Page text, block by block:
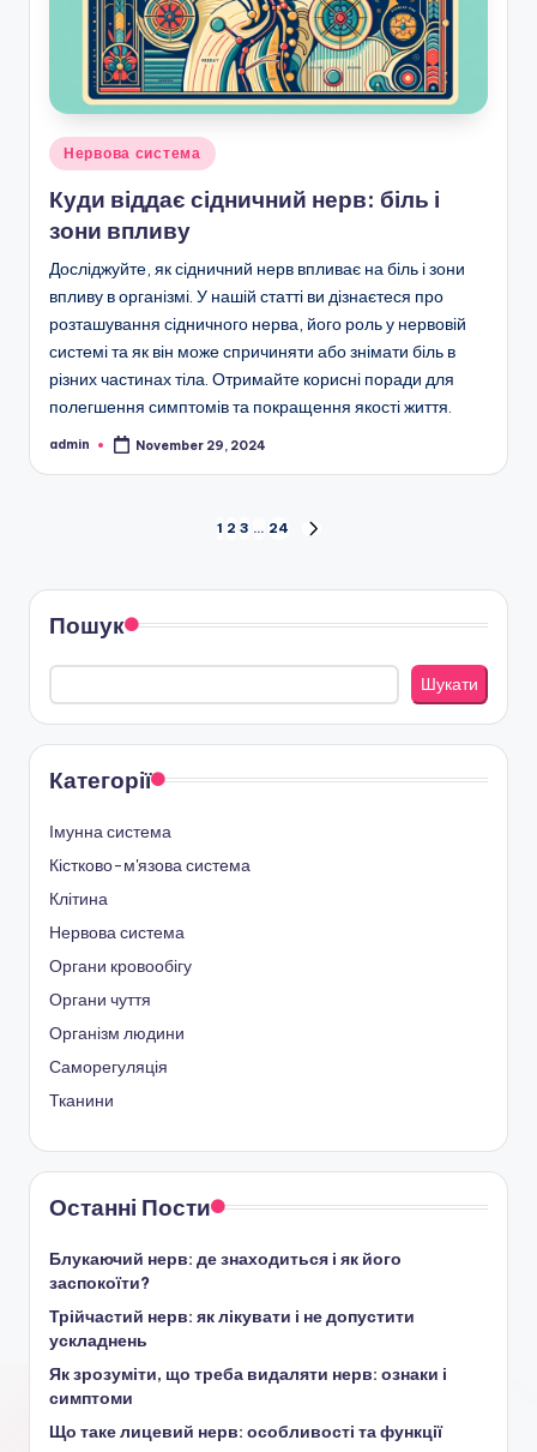
Posted
in
Нервова система
Куди віддає сідничний нерв: біль і
зони впливу
Досліджуйте, як сідничний нерв впливає на біль і зони
впливу в організмі. У нашій статті ви дізнаєтеся про
розташування сідничного нерва, його роль у нервовій
системі та як він може спричиняти або знімати біль в
різних частинах тіла. Отримайте корисні поради для
полегшення симптомів та покращення якості життя.
Posted
admin November 29, 2024
pagination
1 2 3 … 24
Пошук
Шукати
Категорії
Імунна система
Кістково-м'язова система
Клітина
Нервова система
Органи кровообігу
Органи чуття
Організм людини
Саморегуляція
Тканини
Останні Пости
Блукаючий нерв: де знаходиться і як його
заспокоїти?
Трійчастий нерв: як лікувати і не допустити
ускладнень
Як зрозуміти, що треба видаляти нерв: ознаки і
симптоми
Що таке лицевий нерв: особливості та функції